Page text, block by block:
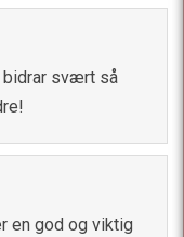
bidrar svært så
en god og viktig